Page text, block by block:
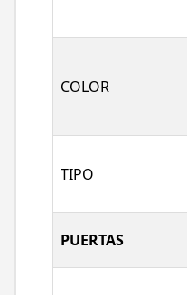
COLOR
TIPO
PUERTAS